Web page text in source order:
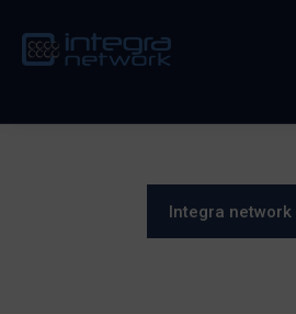
Integra network